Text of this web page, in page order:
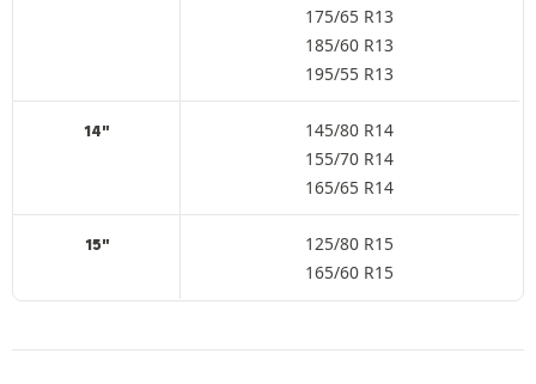
175/65 R13
185/60 R13
195/55 R13
14"
145/80 R14
155/70 R14
165/65 R14
15"
125/80 R15
165/60 R15